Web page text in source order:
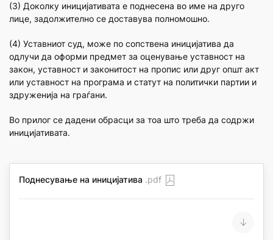
(3) Доколку иницијативата е поднесена во име на друго
лице, задолжително се доставува полномошно.
(4) Уставниот суд, може по сопствена иницијатива да
одлучи да оформи предмет за оценување уставност на
закон, уставност и законитост на пропис или друг општ акт
или уставност на програма и статут на политички партии и
здруженија на граѓани.
Во прилог се дадени обрасци за тоа што треба да содржи
иницијативата.
Поднесување на иницијатива .pdf